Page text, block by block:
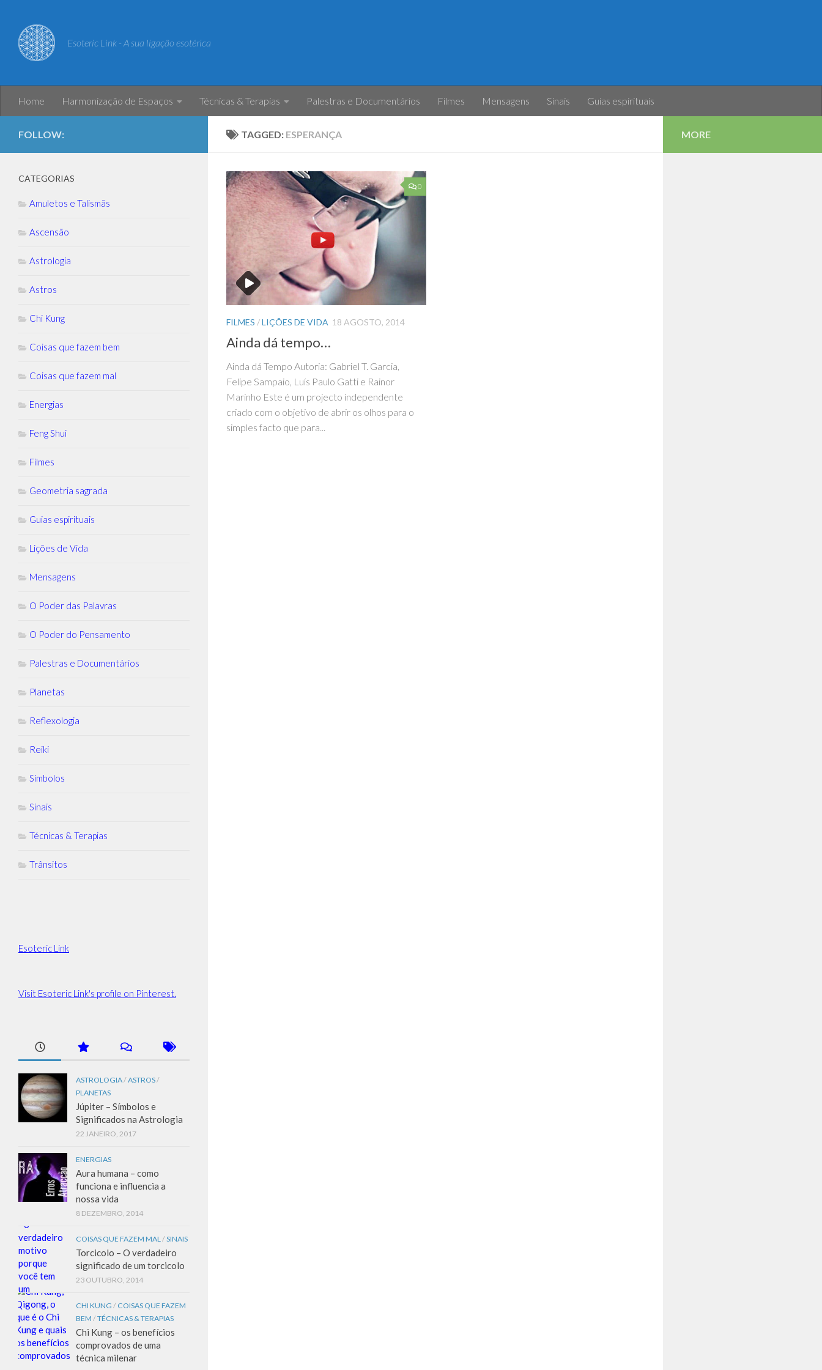
Esoteric Link - A sua ligação esotérica
Home Harmonização de Espaços Técnicas & Terapias Palestras e Documentários Filmes Mensagens Sinais Guias espirituais
TAGGED: ESPERANÇA
0
FILMES /LIÇÕES DE VIDA 18 AGOSTO, 2014
Ainda dá tempo…
Ainda dá Tempo Autoria: Gabriel T. Garcia,
Felipe Sampaio, Luís Paulo Gatti e Rainor
Marinho Este é um projecto independente
criado com o objetivo de abrir os olhos para o
simples facto que para...
FOLLOW:
CATEGORIAS
Amuletos e Talismãs
Ascensão
Astrologia
Astros
Chi Kung
Coisas que fazem bem
Coisas que fazem mal
Energias
Feng Shui
Filmes
Geometria sagrada
Guias espirituais
Lições de Vida
Mensagens
O Poder das Palavras
O Poder do Pensamento
Palestras e Documentários
Planetas
Reflexologia
Reiki
Símbolos
Sinais
Técnicas & Terapias
Trânsitos
Esoteric Link
Visit Esoteric Link's profile on Pinterest.
ASTROLOGIA/ASTROS/
PLANETAS
Júpiter – Símbolos e
Significados na Astrologia
22 JANEIRO, 2017
ENERGIAS
Aura humana – como
funciona e influencia a
nossa vida
8 DEZEMBRO, 2014
COISAS QUE FAZEM MAL/SINAIS
Torcicolo – O verdadeiro
significado de um torcicolo
23 OUTUBRO, 2014
CHI KUNG / COISAS QUE FAZEM
BEM /TÉCNICAS & TERAPIAS
Chi Kung – os benefícios
comprovados de uma
técnica milenar
MORE